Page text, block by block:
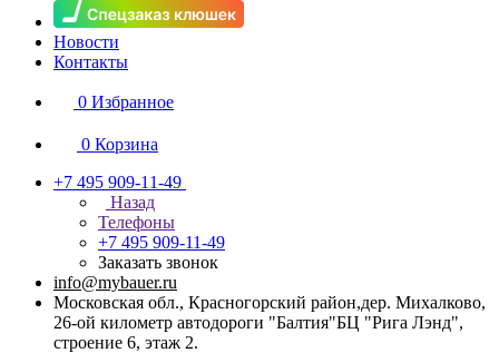
Новости
Контакты
0 Избранное
0 Корзина
+7 495 909-11-49
Назад
Телефоны
+7 495 909-11-49
Заказать звонок
info@mybauer.ru
Московская обл., Красногорский район,дер. Михалково,
26-ой километр автодороги "Балтия"БЦ "Рига Лэнд",
строение 6, этаж 2.